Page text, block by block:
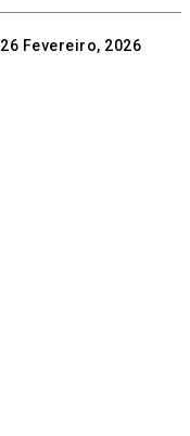
26 Fevereiro, 2026